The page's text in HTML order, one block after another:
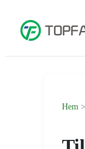
Hem >